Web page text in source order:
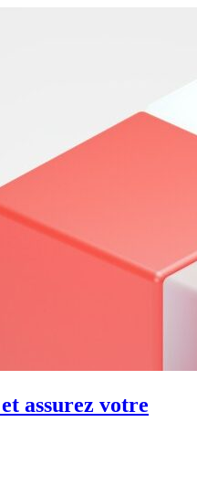
assurez votre